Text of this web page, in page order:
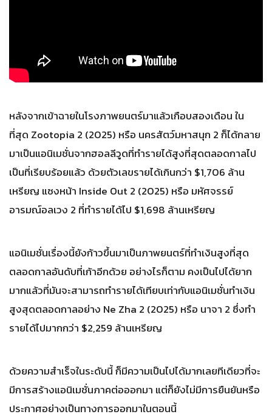
หลังจากเข้าฉายในโรงภาพยนตร์มาแล้วเกือบสองเดือน ใน
ที่สุด Zootopia 2 (2025) หรือ นครสัตว์มหาสนุก 2 ก็ได้กลาย
มาเป็นแอนิเมชั่นจากฮอลลีวูดที่ทำรายได้สูงที่สุดตลอดกาลไป
เป็นที่เรียบร้อยแล้ว ด้วยตัวเลขรายได้เกินกว่า $1,706 ล้าน
เหรียญ แซงหน้า Inside Out 2 (2025) หรือ มหัศจรรย์
อารมณ์อลเวง 2 ที่ทำรายได้ไป $1,698 ล้านเหรียญ
แอนิเมชั่นเรื่องนี้ยังก้าวขึ้นมาเป็นภาพยนตร์ที่ทำเงินสูงที่สุด
ตลอดกาลอันดับที่เก้าอีกด้วย อย่างไรก็ตาม คงเป็นไปได้ยาก
มากแล้วที่มันจะสามารถทำรายได้เทียบเท่ากับแอนิเมชั่นทำเงิน
สูงสุดตลอดกาลอย่าง Ne Zha 2 (2025) หรือ นาจา 2 ซึ่งทำ
รายได้ไปมากกว่า $2,259 ล้านเหรียญ
ด้วยความสำเร็จในระดับนี้ ก็มีความเป็นไปได้มากเลยทีเดียวที่จะ
มีการสร้างแอนิเมชั่นภาคต่อออกมา แต่ก็ยังไม่มีการยืนยันหรือ
ประกาศอย่างเป็นทางการออกมาในตอนนี้